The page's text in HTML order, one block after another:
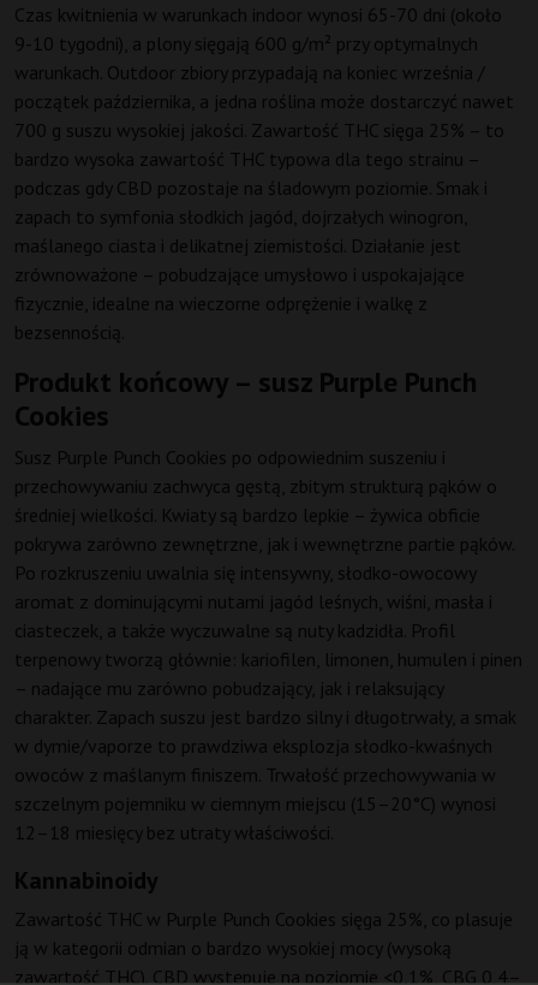
Czas kwitnienia w warunkach indoor wynosi 65-70 dni (około
9-10 tygodni), a plony sięgają 600 g/m² przy optymalnych
warunkach. Outdoor zbiory przypadają na koniec września /
początek października, a jedna roślina może dostarczyć nawet
700 g suszu wysokiej jakości. Zawartość THC sięga 25% – to
bardzo wysoka zawartość THC typowa dla tego strainu –
podczas gdy CBD pozostaje na śladowym poziomie. Smak i
zapach to symfonia słodkich jagód, dojrzałych winogron,
maślanego ciasta i delikatnej ziemistości. Działanie jest
zrównoważone – pobudzające umysłowo i uspokajające
fizycznie, idealne na wieczorne odprężenie i walkę z
bezsennością.
Produkt końcowy – susz Purple Punch
Cookies
Susz Purple Punch Cookies po odpowiednim suszeniu i
przechowywaniu zachwyca gęstą, zbitym strukturą pąków o
średniej wielkości. Kwiaty są bardzo lepkie – żywica obficie
pokrywa zarówno zewnętrzne, jak i wewnętrzne partie pąków.
Po rozkruszeniu uwalnia się intensywny, słodko-owocowy
aromat z dominującymi nutami jagód leśnych, wiśni, masła i
ciasteczek, a także wyczuwalne są nuty kadzidła. Profil
terpenowy tworzą głównie: kariofilen, limonen, humulen i pinen
– nadające mu zarówno pobudzający, jak i relaksujący
charakter. Zapach suszu jest bardzo silny i długotrwały, a smak
w dymie/vaporze to prawdziwa eksplozja słodko-kwaśnych
owoców z maślanym finiszem. Trwałość przechowywania w
szczelnym pojemniku w ciemnym miejscu (15–20°C) wynosi
12–18 miesięcy bez utraty właściwości.
Kannabinoidy
Zawartość THC w Purple Punch Cookies sięga 25%, co plasuje
ją w kategorii odmian o bardzo wysokiej mocy (wysoką
zawartość THC). CBD występuje na poziomie <0,1%, CBG 0,4–